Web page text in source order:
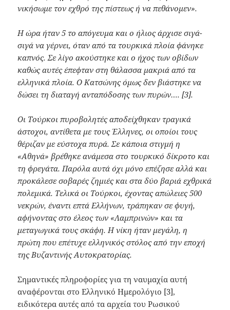
νικήσωμε τον εχθρό της πίστεως ή να πεθάνομεν».
Η ώρα ήταν 5 το απόγευμα και ο ήλιος άρχισε σιγά-
σιγά να γέρνει, όταν από τα τουρκικά πλοία φάνηκε
καπνός. Σε λίγο ακούστηκε και ο ήχος των οβίδων
καθώς αυτές έπεφταν στη θάλασσα μακριά από τα
ελληνικά πλοία. Ο Κατσώνης όμως δεν βιάστηκε να
δώσει τη διαταγή ανταπόδοσης των πυρών…. [3].
Οι Τούρκοι πυροβολητές αποδείχθηκαν τραγικά
άστοχοι, αντίθετα με τους Έλληνες, οι οποίοι τους
θέριζαν με εύστοχα πυρά. Σε κάποια στιγμή η
«Αθηνά» βρέθηκε ανάμεσα στο τουρκικό δίκροτο και
τη φρεγάτα. Παρόλα αυτά όχι μόνο επέζησε αλλά και
προκάλεσε σοβαρές ζημιές και στα δύο βαριά εχθρικά
πολεμικά. Τελικά οι Τούρκοι, έχοντας απώλειες 500
νεκρών, έναντι επτά Ελλήνων, τράπηκαν σε φυγή,
αφήνοντας στο έλεος των «Λαμπρινών» και τα
μεταγωγικά τους σκάφη. Η νίκη ήταν μεγάλη, η
πρώτη που επέτυχε ελληνικός στόλος από την εποχή
της Βυζαντινής Αυτοκρατορίας.
Σημαντικές πληροφορίες για τη ναυμαχία αυτή
αναφέρονται στο Ελληνικό Ημερολόγιο [3],
ειδικότερα αυτές από τα αρχεία του Ρωσικού